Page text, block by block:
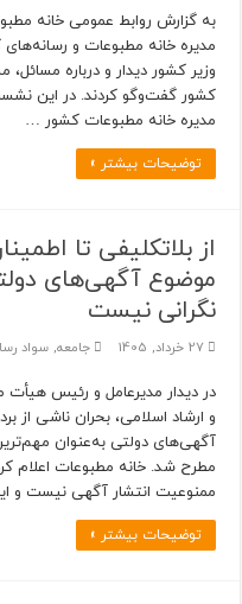
به گزارش روابط عمومی خانه
مدیره خانه مطبوعات و
وزیر کشور دیدار و درباره
کشور گفت‌وگو کردند. در این
مدیره خانه مطبوعات کشور …
توضیحات بیشتر »
از بلاتکلیفی تا
موضوع آگهی‌های
نگرانی نیست
27 خرداد, 1405 جامعه,سواد
در دیدار مدیرعامل و رئیس هیأت
و ارشاد اسلامی، بحران ناشی از
آگهی‌های دولتی به‌عنوان
مطرح شد. خانه مطبوعات اعلام
ممنوعیت انتشار آگهی نیست و
توضیحات بیشتر »